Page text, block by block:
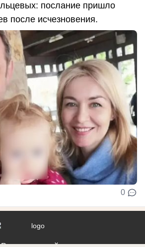
послание пришло
после исчезновения.
0